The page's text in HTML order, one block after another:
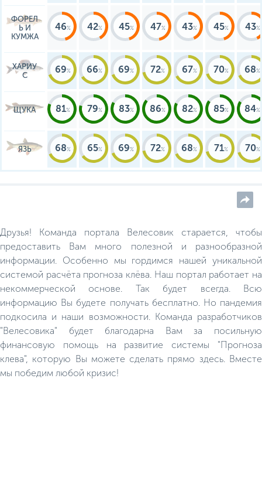
ФОРЕЛ
Ь И
КУМЖА
46 42 45 47 43 45 43
ХАРИУ
С
69 66 69 72 67 70 68
ЩУКА 81 79 83 86 82 85 84
ЯЗЬ 68 65 69 72 68 71 70
Друзья! Команда портала Велесовик старается, чтобы
предоставить Вам много полезной и разнообразной
информации. Особенно мы гордимся нашей уникальной
системой расчёта прогноза клёва. Наш портал работает на
некоммерческой основе. Так будет всегда. Всю
информацию Вы будете получать бесплатно. Но пандемия
подкосила и наши возможности. Команда разработчиков
"Велесовика" будет благодарна Вам за посильную
финансовую помощь на развитие системы "Прогноза
клева", которую Вы можете сделать прямо здесь. Вместе
мы победим любой кризис!